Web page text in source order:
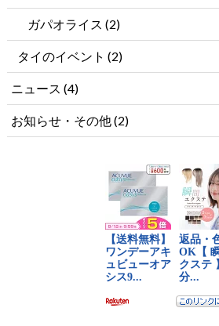
ガパオライス (2)
タイのイベント (2)
ニュース (4)
お知らせ・その他(2)